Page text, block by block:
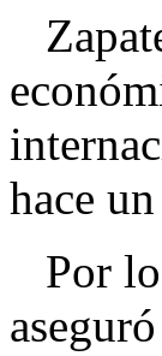
hace
Por lo